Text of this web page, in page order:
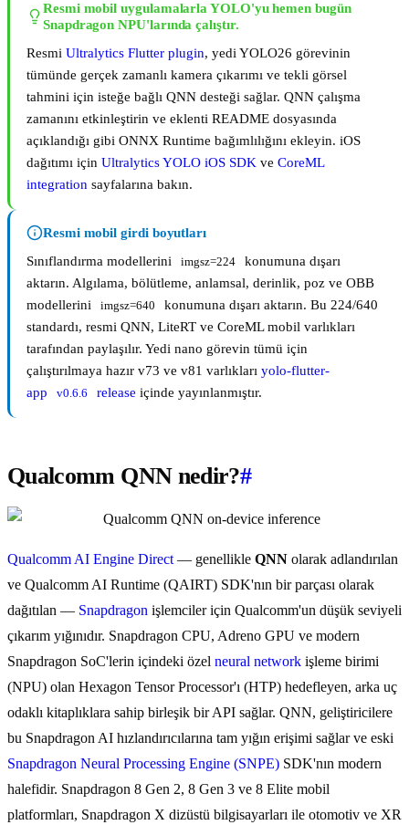
Resmi mobil uygulamalarla YOLO'yu hemen bugün
Snapdragon NPU'larında çalıştır.
Resmi Ultralytics Flutter plugin, yedi YOLO26 görevinin
tümünde gerçek zamanlı kamera çıkarımı ve tekli görsel
tahmini için isteğe bağlı QNN desteği sağlar. QNN çalışma
zamanını etkinleştirin ve eklenti README dosyasında
açıklandığı gibi ONNX Runtime bağımlılığını ekleyin. iOS
dağıtımı için Ultralytics YOLO iOS SDK ve CoreML
integration sayfalarına bakın.
Resmi mobil girdi boyutları
Sınıflandırma modellerini
imgsz=224
konumuna dışarı
aktarın. Algılama, bölütleme, anlamsal, derinlik, poz ve OBB
modellerini
imgsz=640
konumuna dışarı aktarın. Bu 224/640
standardı, resmi QNN, LiteRT ve CoreML mobil varlıkları
tarafından paylaşılır. Yedi nano görevin tümü için
çalıştırılmaya hazır v73 ve v81 varlıkları yolo-flutter-
app
v0.6.6 release içinde yayınlanmıştır.
Qualcomm QNN nedir?#
Qualcomm AI Engine Direct — genellikle QNN olarak adlandırılan
ve Qualcomm AI Runtime (QAIRT) SDK'nın bir parçası olarak
dağıtılan — Snapdragon işlemciler için Qualcomm'un düşük seviyeli
çıkarım yığınıdır. Snapdragon CPU, Adreno GPU ve modern
Snapdragon SoC'lerin içindeki özel neural network işleme birimi
(NPU) olan Hexagon Tensor Processor'ı (HTP) hedefleyen, arka uç
odaklı kitaplıklara sahip birleşik bir API sağlar. QNN, geliştiricilere
bu Snapdragon AI hızlandırıcılarına tam yığın erişimi sağlar ve eski
Snapdragon Neural Processing Engine (SNPE) SDK'nın modern
halefidir. Snapdragon 8 Gen 2, 8 Gen 3 ve 8 Elite mobil
platformları, Snapdragon X dizüstü bilgisayarları ile otomotiv ve XR